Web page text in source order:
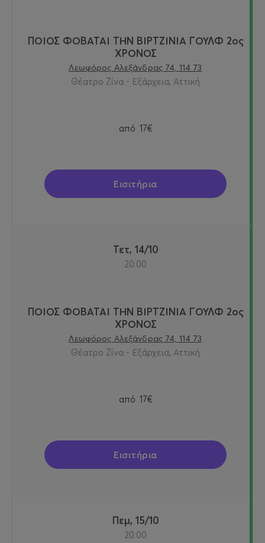
ΠΟΙΟΣ ΦΟΒΑΤΑΙ ΤΗΝ ΒΙΡΤΖΙΝΙΑ ΓΟΥΛΦ 2ος
ΧΡΟΝΟΣ
Λεωφόρος Αλεξάνδρας 74, 114 73
Θέατρο Ζίνα - Εξάρχεια, Αττική
από 17€
Εισιτήρια
Τετ, 14/10
20:00
ΠΟΙΟΣ ΦΟΒΑΤΑΙ ΤΗΝ ΒΙΡΤΖΙΝΙΑ ΓΟΥΛΦ 2ος
ΧΡΟΝΟΣ
Λεωφόρος Αλεξάνδρας 74, 114 73
Θέατρο Ζίνα - Εξάρχεια, Αττική
από 17€
Εισιτήρια
Πεμ, 15/10
20:00